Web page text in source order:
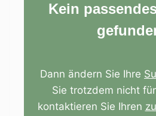
Kein
Dann ändern Sie Ihre
Sie trotzdem nicht
kontaktieren Sie Ihren